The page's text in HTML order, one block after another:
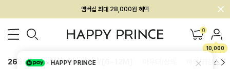
회원전용 아울렛, 가입하면 ~60% 할인!
멤버십 최대 28,000원 혜택 0
10,000
26SS 신상 BEST BABY[6~12M] 하의/레깅스
HAPPY PRINCE